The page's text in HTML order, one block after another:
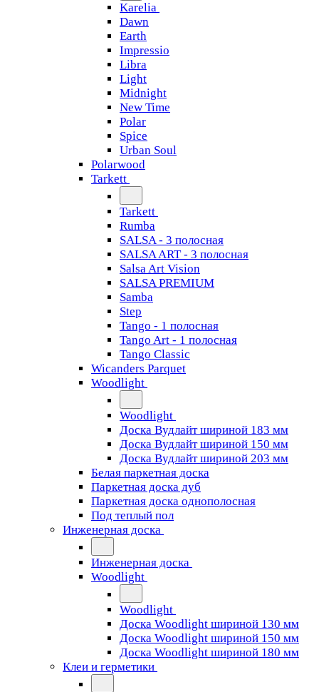
Karelia
Dawn
Earth
Impressio
Libra
Light
Midnight
New Time
Polar
Spice
Urban Soul
Polarwood
Tarkett
Tarkett
Rumba
SALSA - 3 полосная
SALSA ART - 3 полосная
Salsa Art Vision
SALSA PREMIUM
Samba
Step
Tango - 1 полосная
Tango Art - 1 полосная
Tango Classiс
Wicanders Parquet
Woodlight
Woodlight
Доска Вудлайт шириной 183 мм
Доска Вудлайт шириной 150 мм
Доска Вудлайт шириной 203 мм
Белая паркетная доска
Паркетная доска дуб
Паркетная доска однополосная
Под теплый пол
Инженерная доска
Инженерная доска
Woodlight
Woodlight
Доска Woodlight шириной 130 мм
Доска Woodlight шириной 150 мм
Доска Woodlight шириной 180 мм
Клеи и герметики